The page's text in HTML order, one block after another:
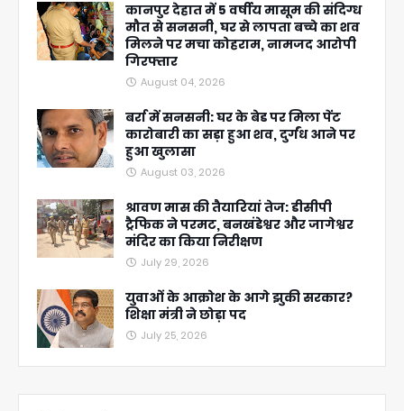
कानपुर देहात में 5 वर्षीय मासूम की संदिग्ध
मौत से सनसनी, घर से लापता बच्चे का शव
मिलने पर मचा कोहराम, नामजद आरोपी
गिरफ्तार
August 04, 2026
बर्रा में सनसनी: घर के बेड पर मिला पेंट
कारोबारी का सड़ा हुआ शव, दुर्गंध आने पर
हुआ खुलासा
August 03, 2026
श्रावण मास की तैयारियां तेज: डीसीपी
ट्रैफिक ने परमट, बनखंडेश्वर और जागेश्वर
मंदिर का किया निरीक्षण
July 29, 2026
युवाओं के आक्रोश के आगे झुकी सरकार?
शिक्षा मंत्री ने छोड़ा पद
July 25, 2026